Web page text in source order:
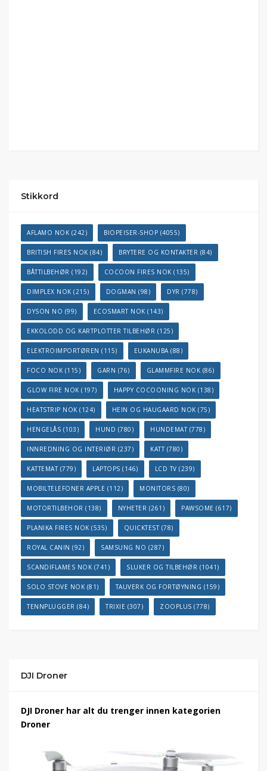
Stikkord
AFLAMO NOK (242) BIOPEISER-SHOP (4055)
BRITISH FIRES NOK (84) BRYTERE OG KONTAKTER (84)
BÅTTILBEHØR (192) COCOON FIRES NOK (135)
DIMPLEX NOK (215) DOGMAN (98) DYR (778)
DYSON NO (99) ECOSMART NOK (143)
EKKOLODD OG KARTPLOTTER TILBEHØR (125)
ELEKTROIMPORTØREN (115) EUKANUBA(88)
FOCO NOK (115) GARN (76) GLAMMFIRE NOK (86)
GLOW FIRE NOK (197) HAPPY COCOONING NOK (138)
HEATSTRIP NOK (124) HEIN OG HAUGAARD NOK (75)
HENGELÅS (103) HUND (780) HUNDEMAT(778)
INNREDNING OG INTERIØR (237) KATT(780)
KATTEMAT(779) LAPTOPS (146) LCD TV (239)
MOBILTELEFONER APPLE (112) MONITORS (80)
MOTORTILBEHOR (138) NYHETER (261) PAWSOME (617)
PLANIKA FIRES NOK (535) QUICKTEST(78)
ROYAL CANIN (92) SAMSUNG NO (287)
SCANDIFLAMES NOK (741) SLUKER OG TILBEHØR (1041)
SOLO STOVE NOK (81) TAUVERK OG FORTØYNING (159)
TENNPLUGGER (84) TRIXIE (307) ZOOPLUS (778)
DJI Droner
DJI Droner har alt du trenger innen kategorien
Droner